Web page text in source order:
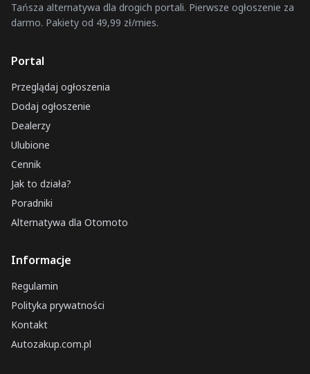
Tańsza alternatywa dla drogich portali. Pierwsze ogłoszenie za
darmo. Pakiety od 49,99 zł/mies.
Portal
Przeglądaj ogłoszenia
Dodaj ogłoszenie
Dealerzy
Ulubione
Cennik
Jak to działa?
Poradniki
Alternatywa dla Otomoto
Informacje
Regulamin
Polityka prywatności
Kontakt
Autozakup.com.pl